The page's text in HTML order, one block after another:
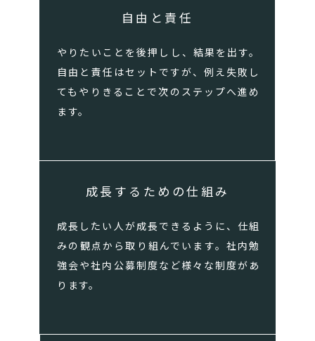
自由と責任
やりたいことを後押しし、結果を出す。
自由と責任はセットですが、例え失敗し
てもやりきることで次のステップへ進め
ます。
成長するための仕組み
成長したい人が成長できるように、仕組
みの観点から取り組んでいます。社内勉
強会や社内公募制度など様々な制度があ
ります。